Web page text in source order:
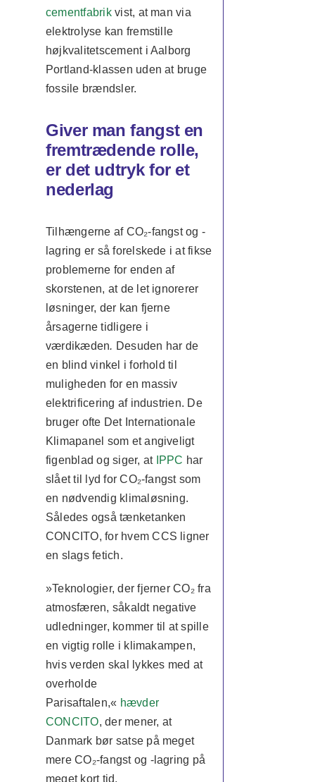
cementfabrikvist, at man via
elektrolyse kan fremstille
højkvalitetscement i Aalborg
Portland-klassen uden at bruge
fossile brændsler.
Giver man fangst en
fremtrædende rolle,
er det udtryk for et
nederlag
Tilhængerne af CO₂-fangst og -
lagring er så forelskede i at fikse
problemerne for enden af
skorstenen, at de let ignorerer
løsninger, der kan fjerne
årsagerne tidligere i
værdikæden. Desuden har de
en blind vinkel i forhold til
muligheden for en massiv
elektrificering af industrien. De
bruger ofte Det Internationale
Klimapanel som et angiveligt
figenblad og siger, at IPPC har
slået til lyd for CO₂-fangst som
en nødvendig klimaløsning.
Således også tænketanken
CONCITO, for hvem CCS ligner
en slags fetich.
»Teknologier, der fjerner CO₂ fra
atmosfæren, såkaldt negative
udledninger, kommer til at spille
en vigtig rolle i klimakampen,
hvis verden skal lykkes med at
overholde
Parisaftalen,« hævder
CONCITO, der mener, at
Danmark bør satse på meget
mere CO₂-fangst og -lagring på
meget kort tid.